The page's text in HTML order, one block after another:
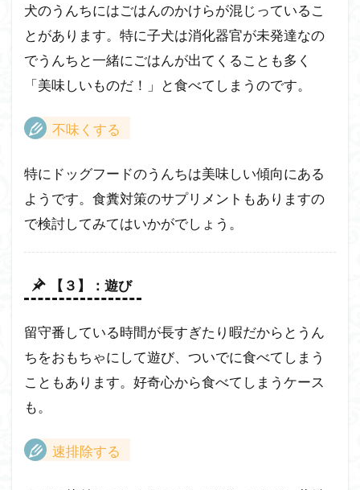
犬のうんちにはごはんのかけらが混じっているこ
とがあります。特に子犬は消化器官が未発達なの
でうんちと一緒にごはんが出てくることも多く
「美味しいものだ！」と食べてしまうのです。
不味くする
特にドッグフードのうんちは美味しい傾向にある
ようです。食糞対策のサプリメントもありますの
で検討してみてはいかがでしょう。
【３】：遊び
留守番している時間が長すぎたり暇だからとうん
ちをおもちゃにして遊び、ついでに食べてしまう
こともあります。好奇心から食べてしまうケース
も。
速排除する